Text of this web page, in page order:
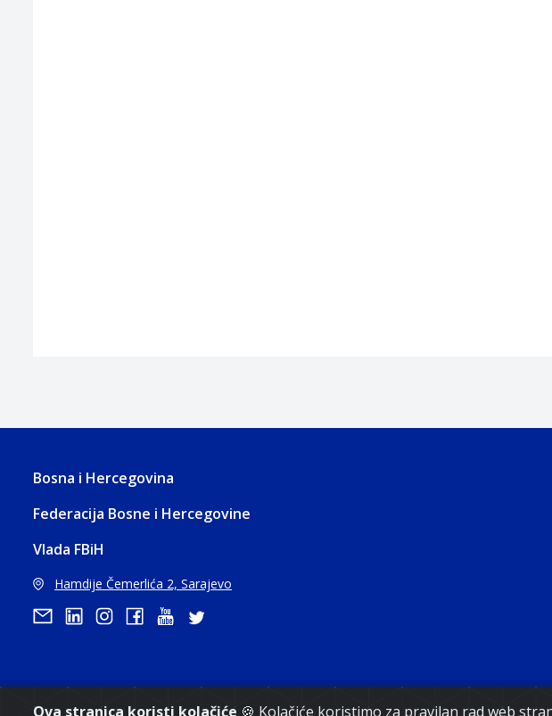
Ova stranica koristi kolačiće 🍪 Kolačiće koristimo za pravilan rad web
Bosna i Hercegovina
Federacija Bosne i Hercegovine
Vlada FBiH
Hamdije Čemerlića 2, Sarajevo
Copyright 2021.